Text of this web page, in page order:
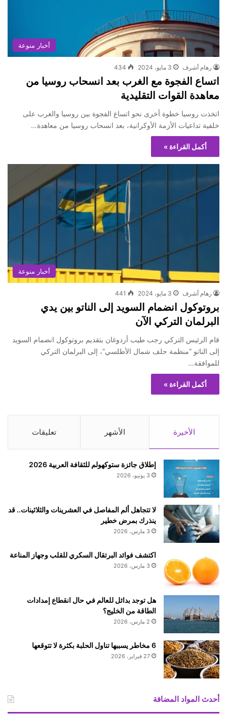
أخبار منوعة
رهام أشرف 3 مايو، 2024 434
اتساع الفجوة مع الغرب بعد انسحاب روسيا من
معاهدة القوات التقليدية
اتخذت روسيا خطوة أخرى نحو اتساع الفجوة بين روسيا والغرب على
خلفية تداعيات الأزمة الأوكرانية، بعد انسحاب روسيا من معاهدة…
أكمل القراءة »
أخبار منوعة
رهام أشرف 3 مايو، 2024 441
بروتوكول انضمام السويد إلى الناتو بين يدي
البرلمان التركي الآن
قام الرئيس التركي رجب طيب أردوغان بتقديم بروتوكول انضمام السويد
إلى الناتو “منظمة حلف شمال الأطلسي”، إلى البرلمان التركي
للموافقة…
أكمل القراءة »
الأخيرة الأشهر تعليقات
إطلاق جائزة ستوكهولم للثقافة العربية 2026
3 يونيو، 2026
لا تتجاهل ألم المفاصل في العشرينات والثلاثينات.. قد
ينذرك بمرض خطير
3 مارس، 2026
اكتشف فوائد البرتقال السكري للقلب وجهاز المناعة
3 مارس، 2026
هل توجد بدائل للعالم في حال انقطاع إمدادات
الطاقة من الخليج؟
2 مارس، 2026
6 مخاطر يسببها تناول الحلبة بكثرة لا تتوقعها
27 فبراير، 2026
أحدث المواد المضافة